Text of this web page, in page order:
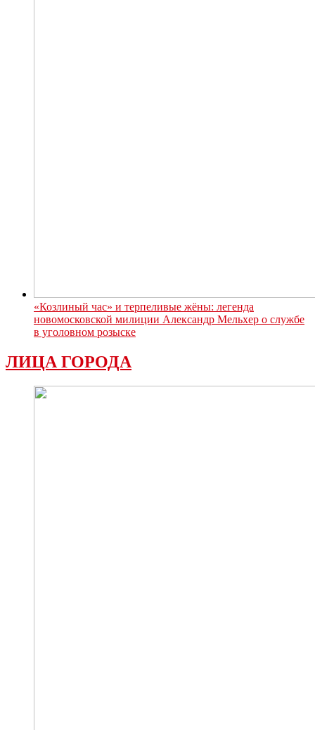
«Козлиный час» и терпеливые жёны: легенда
новомосковской милиции Александр Мельхер о службе
в уголовном розыске
ЛИЦА ГОРОДА